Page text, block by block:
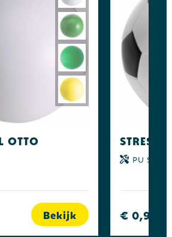
Otto
Bekijk
PU
€ 0,90